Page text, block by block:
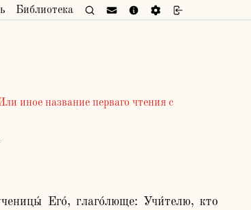
Библиотека
иное название перваго чтения с